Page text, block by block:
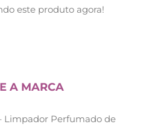
este produto agora!
A MARCA
Limpador Perfumado de